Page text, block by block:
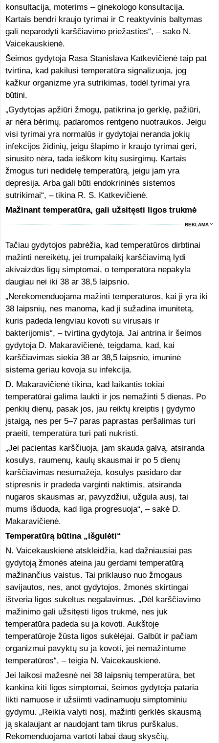
konsultacija, moterims – ginekologo konsultacija.
Kartais bendri kraujo tyrimai ir C reaktyvinis baltymas
gali neparodyti karščiavimo priežasties“, – sako N.
Vaicekauskienė.
Šeimos gydytoja Rasa Stanislava Katkevičienė taip pat
tvirtina, kad pakilusi temperatūra signalizuoja, jog
kažkur organizme yra sutrikimas, todėl tyrimai yra
būtini.
„Gydytojas apžiūri žmogų, patikrina jo gerklę, pažiūri,
ar nėra bėrimų, padaromos rentgeno nuotraukos. Jeigu
visi tyrimai yra normalūs ir gydytojai neranda jokių
infekcijos židinių, jeigu šlapimo ir kraujo tyrimai geri,
sinusito nėra, tada ieškom kitų susirgimų. Kartais
žmogus turi nedidelę temperatūrą, jeigu jam yra
depresija. Arba gali būti endokrininės sistemos
sutrikimai“, – tikina R. S. Katkevičienė.
Mažinant temperatūra, gali užsitęsti ligos trukmė
REKLAMA
Tačiau gydytojos pabrėžia, kad temperatūros dirbtinai
mažinti nereikėtų, jei trumpalaikį karščiavimą lydi
akivaizdūs ligų simptomai, o temperatūra nepakyla
daugiau nei iki 38 ar 38,5 laipsnio.
„Nerekomenduojama mažinti temperatūros, kai ji yra iki
38 laipsnių, nes manoma, kad ji sužadina imunitetą,
kuris padeda lengviau kovoti su virusais ir
bakterijomis“, – tvirtina gydytoja. Jai antrina ir šeimos
gydytoja D. Makaravičienė, teigdama, kad, kai
karščiavimas siekia 38 ar 38,5 laipsnio, imuninė
sistema geriau kovoja su infekcija.
D. Makaravičienė tikina, kad laikantis tokiai
temperatūrai galima laukti ir jos nemažinti 5 dienas. Po
penkių dienų, pasak jos, jau reiktų kreiptis į gydymo
įstaigą, nes per 5–7 paras paprastas peršalimas turi
praeiti, temperatūra turi pati nukristi.
„Jei pacientas karščiuoja, jam skauda galvą, atsiranda
kosulys, raumenų, kaulų skausmai ir po 5 dienų
karščiavimas nesumažėja, kosulys pasidaro dar
stipresnis ir pradeda varginti naktimis, atsiranda
nugaros skausmas ar, pavyzdžiui, užgula ausį, tai
mums išduoda, kad liga progresuoja“, – sakė D.
Makaravičienė.
Temperatūrą būtina „išgulėti“
N. Vaicekauskienė atskleidžia, kad dažniausiai pas
gydytoją žmonės ateina jau gerdami temperatūrą
mažinančius vaistus. Tai priklauso nuo žmogaus
savijautos, nes, anot gydytojos, žmonės skirtingai
ištveria ligos sukeltus negalavimus. „Dėl karščiavimo
mažinimo gali užsitęsti ligos trukmė, nes juk
temperatūra padeda su ja kovoti. Aukštoje
temperatūroje žūsta ligos sukėlėjai. Galbūt ir pačiam
organizmui pavyktų su ja kovoti, jei nemažintume
temperatūros“, – teigia N. Vaicekauskienė.
Jei laikosi mažesnė nei 38 laipsnių temperatūra, bet
kankina kiti ligos simptomai, šeimos gydytoja pataria
likti namuose ir užsiimti vadinamuoju simptominiu
gydymu. „Reikia valyti nosį, mažinti gerklės skausmą
ją skalaujant ar naudojant tam tikrus purškalus.
Rekomenduojama vartoti labai daug skysčių,